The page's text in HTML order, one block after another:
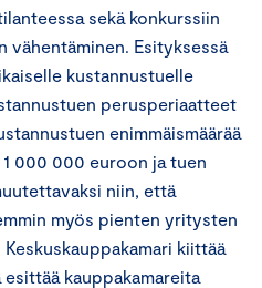
sekä konkurssiin
vähentäminen. Esityksessä
kustannustuelle
perusperiaatteet
enimmäismäärää
000 000 euroon ja tuen
niin, että
myös pienten yritysten
kiittää
kauppakamareita